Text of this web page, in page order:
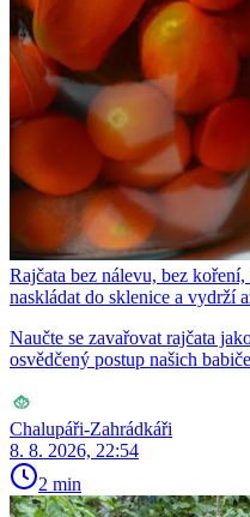
Rajčata bez nálevu, bez
naskládat do sklenice a vydrží
Naučte se zavařovat rajčata
osvědčený postup našich
Chalupáři-Zahrádkáři
8. 8. 2026, 22:54
2 min